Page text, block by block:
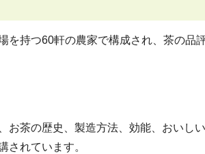
を持つ60軒の農家で構成され、茶の品
茶の歴史、製造方法、効能、おいし
されています。